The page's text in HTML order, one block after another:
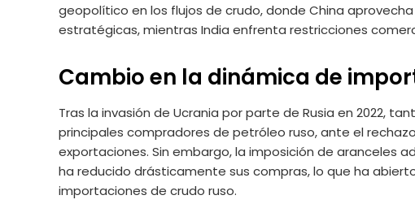
geopolítico en los flujos de crudo, donde China
estratégicas, mientras India enfrenta restricciones
Cambio en la dinámica de
Tras la invasión de Ucrania por parte de Rusia en 2022,
principales compradores de petróleo ruso, ante el
exportaciones. Sin embargo, la imposición de aranceles
ha reducido drásticamente sus compras, lo que ha
importaciones de crudo ruso.